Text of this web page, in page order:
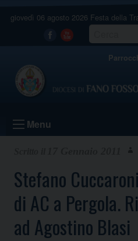
giovedì 06 agosto 2026 Festa della
Facebook
Youtube
Menu
Stefano
di AC a Pergola.
ad Agostino Blasi